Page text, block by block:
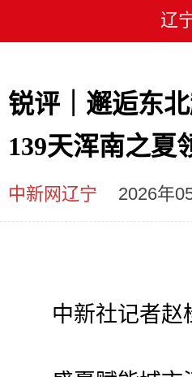
辽
锐评｜邂逅东
139天浑南之夏
中新网辽宁 2026年
中新社记者赵